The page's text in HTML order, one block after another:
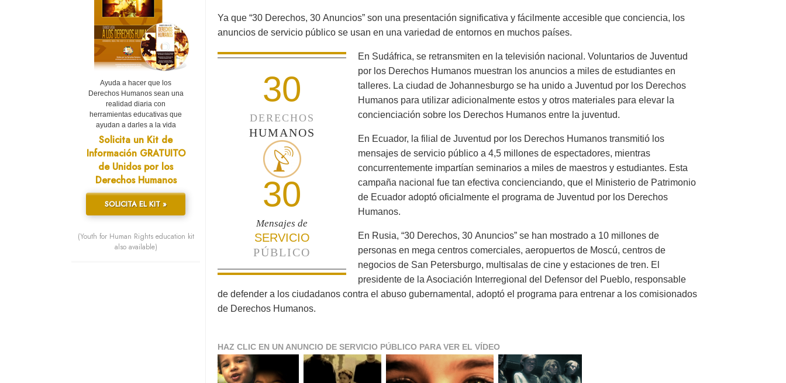
Ya que “30 Derechos, 30 Anuncios” son una presentación significativa y fácilmente accesible que conciencia, los
anuncios de servicio público se usan en una variedad de entornos en muchos países.
30
DERECHOS
HUMANOS
30
Mensajes de
SERVICIO
PÚBLICO
En Sudáfrica, se retransmiten en la televisión nacional. Voluntarios de Juventud
por los Derechos Humanos muestran los anuncios a miles de estudiantes en
talleres. La ciudad de Johannesburgo se ha unido a Juventud por los Derechos
Humanos para utilizar adicionalmente estos y otros materiales para elevar la
concienciación sobre los Derechos Humanos entre la juventud.
En Ecuador, la filial de Juventud por los Derechos Humanos transmitió los
mensajes de servicio público a 4,5 millones de espectadores, mientras
concurrentemente impartían seminarios a miles de maestros y estudiantes. Esta
campaña nacional fue tan efectiva concienciando, que el Ministerio de Patrimonio
de Ecuador adoptó oficialmente el programa de Juventud por los Derechos
Humanos.
En Rusia, “30 Derechos, 30 Anuncios” se han mostrado a 10 millones de
personas en mega centros comerciales, aeropuertos de Moscú, centros de
negocios de San Petersburgo, multisalas de cine y estaciones de tren. El
presidente de la Asociación Interregional del Defensor del Pueblo, responsable
de defender a los ciudadanos contra el abuso gubernamental, adoptó el programa para entrenar a los comisionados
de Derechos Humanos.
HAZ CLIC EN UN ANUNCIO DE SERVICIO PÚBLICO PARA VER EL VÍDEO
Ayuda a hacer que los
Derechos Humanos sean una
realidad diaria con
herramientas educativas que
ayudan a darles a la vida
Solicita un Kit de
Información GRATUITO
de Unidos por los
Derechos Humanos
SOLICITA EL KIT »
(Youth for Human Rights education kit
also available)